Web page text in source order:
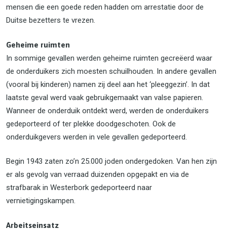
mensen die een goede reden hadden om arrestatie door de
Duitse bezetters te vrezen.
Geheime ruimten
In sommige gevallen werden geheime ruimten gecreëerd waar
de onderduikers zich moesten schuilhouden. In andere gevallen
(vooral bij kinderen) namen zij deel aan het ‘pleeggezin’. In dat
laatste geval werd vaak gebruikgemaakt van valse papieren.
Wanneer de onderduik ontdekt werd, werden de onderduikers
gedeporteerd of ter plekke doodgeschoten. Ook de
onderduikgevers werden in vele gevallen gedeporteerd.
Begin 1943 zaten zo’n 25.000 joden ondergedoken. Van hen zijn
er als gevolg van verraad duizenden opgepakt en via de
strafbarak in Westerbork gedeporteerd naar
vernietigingskampen.
Arbeitseinsatz